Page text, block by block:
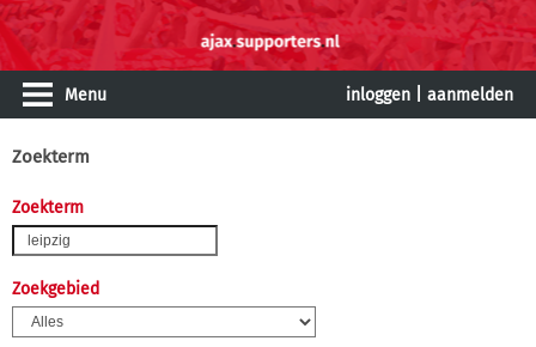
Menu inloggen aanmelden
Zoekterm
Zoekterm
Zoekgebied